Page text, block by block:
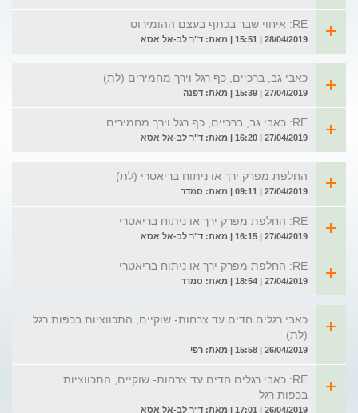
RE: איחוי שבר בכתף בעצם ההומירוס
28/04/2019 | 15:51 | מאת: ד"ר לב-אל אסא
כאבי גב, ברכיים, כף רגל וירך מחמירים (לת)
27/04/2019 | 15:39 | מאת: דפנה
RE: כאבי גב, ברכיים, כף רגל וירך מחמירים
27/04/2019 | 16:20 | מאת: ד"ר לב-אל אסא
החלפת מפרק ירך או ניתוח בריאטרי (לת)
27/04/2019 | 09:11 | מאת: סמדר
RE: החלפת מפרק ירך או ניתוח בריאטרי
27/04/2019 | 16:15 | מאת: ד"ר לב-אל אסא
RE: החלפת מפרק ירך או ניתוח בריאטרי
27/04/2019 | 18:54 | מאת: סמדר
כאבי רגלים חדים עד צרחות- שוקיים, התכווציות בכפות רגל
(לת)
26/04/2019 | 15:58 | מאת: רפי
RE: כאבי רגלים חדים עד צרחות- שוקיים, התכווציות
בכפות רגל
26/04/2019 | 17:01 | מאת: ד"ר לב-אל אסא